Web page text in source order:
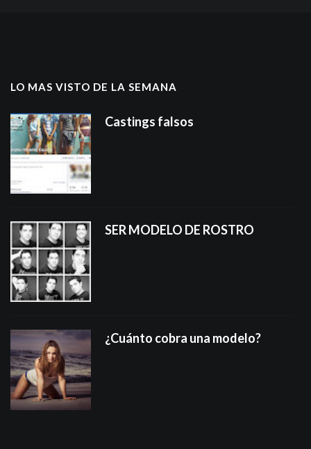
LO MAS VISTO DE LA SEMANA
Castings falsos
SER MODELO DE ROSTRO
¿Cuánto cobra una modelo?